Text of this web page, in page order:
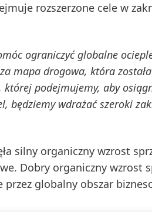
rozszerzone cele w
ograniczyć globalne
mapa drogowa, która
której podejmujemy, aby
wdrażać szeroki
silny organiczny wzrost
Dobry organiczny wzrost
przez globalny obszar